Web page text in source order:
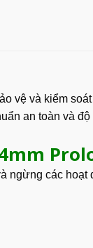
vệ và kiểm
an toàn và độ
ngừng các hoạt